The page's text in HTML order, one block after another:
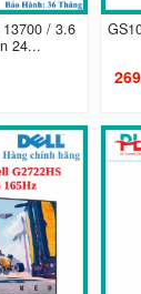
/ 3.6
24...